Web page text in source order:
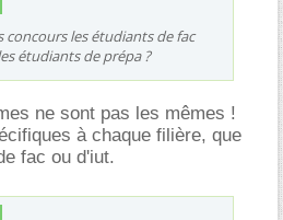
concours les étudiants de fac
étudiants de prépa ?
ne sont pas les mêmes !
à chaque filière, que
fac ou d'iut.